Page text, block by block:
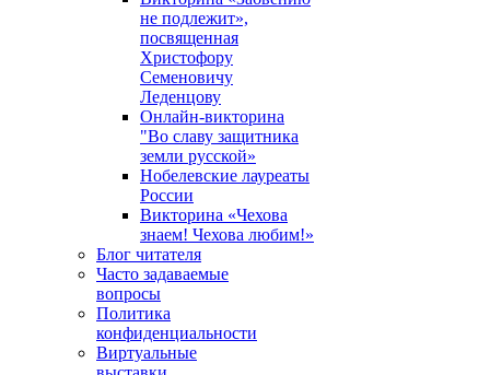
не подлежит»,
посвященная
Христофору
Семеновичу
Леденцову
Онлайн-викторина
"Во славу защитника
земли русской»
Нобелевские лауреаты
России
Викторина «Чехова
знаем! Чехова любим!»
Блог читателя
Часто задаваемые
вопросы
Политика
конфиденциальности
Виртуальные